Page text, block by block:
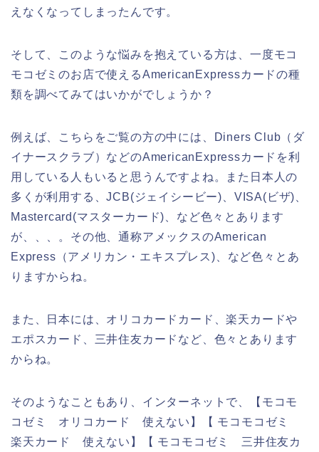
えなくなってしまったんです。
そして、このような悩みを抱えている方は、一度モコ
モコゼミのお店で使えるAmericanExpressカードの種
類を調べてみてはいかがでしょうか？
例えば、こちらをご覧の方の中には、Diners Club（ダ
イナースクラブ）などのAmericanExpressカードを利
用している人もいると思うんですよね。また日本人の
多くが利用する、JCB(ジェイシービー)、VISA(ビザ)、
Mastercard(マスターカード)、など色々とあります
が、、、。その他、通称アメックスのAmerican
Express（アメリカン・エキスプレス)、など色々とあ
りますからね。
また、日本には、オリコカードカード、楽天カードや
エポスカード、三井住友カードなど、色々とあります
からね。
そのようなこともあり、インターネットで、【モコモ
コゼミ オリコカード 使えない】【 モコモコゼミ
楽天カード 使えない】【 モコモコゼミ 三井住友カ